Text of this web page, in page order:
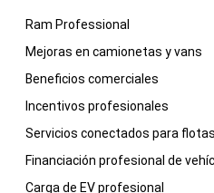
Ram Professional
Mejoras en camionetas y vans
Beneficios comerciales
Incentivos profesionales
Servicios conectados para flotas
Financiación profesional de
Carga de EV profesional